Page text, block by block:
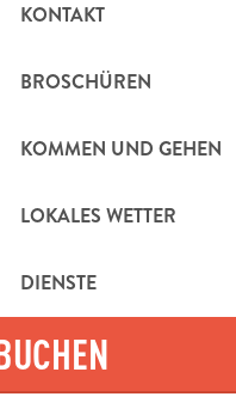
KONTAKT
BROSCHÜREN
KOMMEN UND GEHEN
LOKALES WETTER
DIENSTE